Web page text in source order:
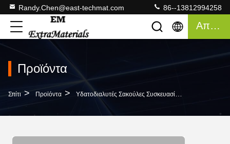
Randy.Chen@east-techmat.com 86--13812994258
Απόσπασμα
Προϊόντα
Σπίτι > Προϊόντα > Υδατοδιαλυτές Σακούλες Συσκευασίας